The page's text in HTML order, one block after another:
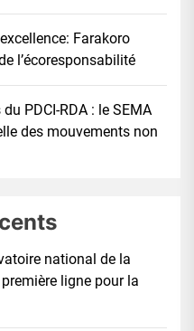
Farakoro
l’écoresponsabilité
PDCI-RDA : le SEMA
des mouvements non
national de la
ligne pour la